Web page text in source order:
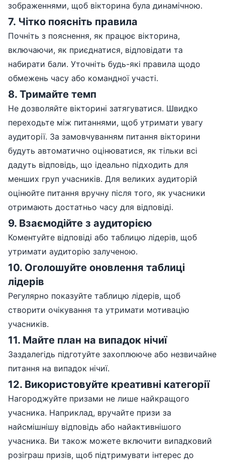
зображеннями, щоб вікторина була динамічною.
7. Чітко поясніть правила
Почніть з пояснення, як працює вікторина,
включаючи, як приєднатися, відповідати та
набирати бали. Уточніть будь-які правила щодо
обмежень часу або командної участі.
8. Тримайте темп
Не дозволяйте вікторині затягуватися. Швидко
переходьте між питаннями, щоб утримати увагу
аудиторії. За замовчуванням питання вікторини
будуть автоматично оцінюватися, як тільки всі
дадуть відповідь, що ідеально підходить для
менших груп учасників. Для великих аудиторій
оцінюйте питання вручну після того, як учасники
отримають достатньо часу для відповіді.
9. Взаємодійте з аудиторією
Коментуйте відповіді або таблицю лідерів, щоб
утримати аудиторію залученою.
10. Оголошуйте оновлення таблиці
лідерів
Регулярно показуйте таблицю лідерів, щоб
створити очікування та утримати мотивацію
учасників.
11. Майте план на випадок нічиї
Заздалегідь підготуйте захоплююче або незвичайне
питання на випадок нічиї.
12. Використовуйте креативні категорії
Нагороджуйте призами не лише найкращого
учасника. Наприклад, вручайте призи за
найсмішнішу відповідь або найактивнішого
учасника. Ви також можете включити випадковий
розіграш призів, щоб підтримувати інтерес до